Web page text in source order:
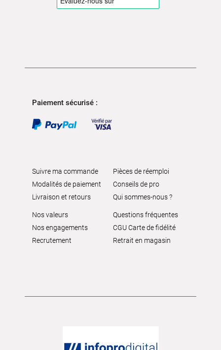
Paiement sécurisé :
Suivre ma commande
Modalités de paiement
Livraison et retours
Pièces de réemploi
Conseils de pro
Qui sommes-nous ?
Nos valeurs
Nos engagements
Recrutement
Questions fréquentes
CGU Carte de fidélité
Retrait en magasin